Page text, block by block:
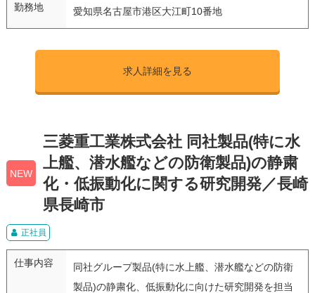
勤務地 愛知県名古屋市港区大江町10番地
求人詳細を見る
NEW
三菱重工業株式会社 同社製品(特に水
上艦、潜水艦などの防衛製品)の静粛
化・低振動化に関する研究開発／長崎
県長崎市
正社員
仕事内容
同社グループ製品(特に水上艦、潜水艦などの防衛
製品)の静粛化、低振動化に向けた研究開発を担当